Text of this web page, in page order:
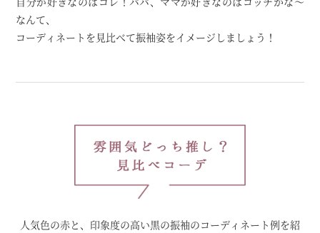
なんて、
コーディネートを見比べて振袖姿をイメージしましょう！
人気色の赤と、印象度の高い黒の振袖のコーディネート例を紹